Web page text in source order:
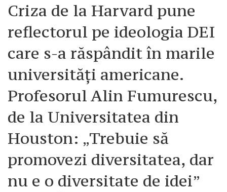
Criza de la Harvard pune
reflectorul pe ideologia DEI
care s-a răspândit în marile
universități americane.
Profesorul Alin Fumurescu,
de la Universitatea din
Houston: „Trebuie să
promovezi diversitatea, dar
nu e o diversitate de idei”